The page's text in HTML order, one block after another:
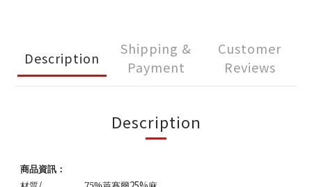
Description
Shipping &
Payment
Customer
Reviews
Description
商品資訊：